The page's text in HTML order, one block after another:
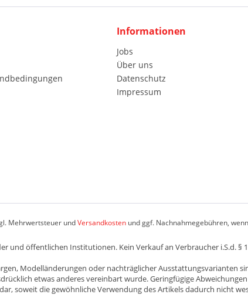
Informationen
Jobs
Über uns
Datenschutz
Impressum
Mehrwertsteuer undVersandkosten und ggf. Nachnahmegebühren,
öffentlichen Institutionen. Kein Verkauf an Verbraucher i.S.d. §
Modelländerungen oder nachträglicher Ausstattungsvarianten
etwas anderes vereinbart wurde. Geringfügige
soweit die gewöhnliche Verwendung des Artikels dadurch nicht